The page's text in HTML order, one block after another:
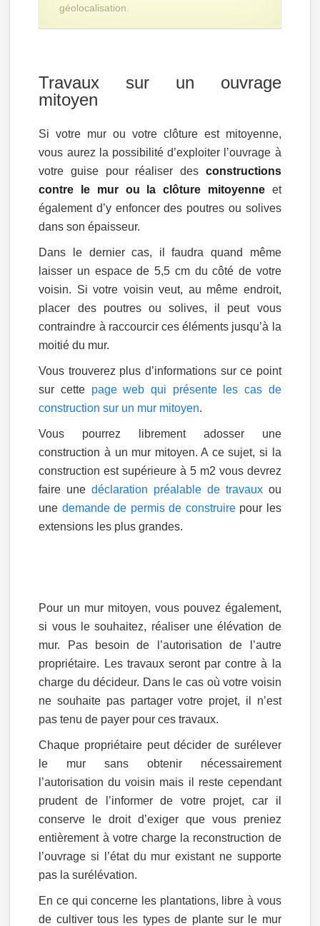
géolocalisation.
Travaux sur un ouvrage
mitoyen
Si votre mur ou votre clôture est mitoyenne,
vous aurez la possibilité d’exploiter l’ouvrage à
votre guise pour réaliser des constructions
contre le mur ou la clôture mitoyenneet
également d’y enfoncer des poutres ou solives
dans son épaisseur.
Dans le dernier cas, il faudra quand même
laisser un espace de 5,5 cm du côté de votre
voisin. Si votre voisin veut, au même endroit,
placer des poutres ou solives, il peut vous
contraindre à raccourcir ces éléments jusqu’à la
moitié du mur.
Vous trouverez plus d’informations sur ce point
sur cette page web qui présente les cas de
construction sur un mur mitoyen.
Vous pourrez librement adosser une
construction à un mur mitoyen. A ce sujet, si la
construction est supérieure à 5 m2 vous devrez
faire unedéclaration préalable de travauxou
une demande de permis de construirepour les
extensions les plus grandes.
Pour un mur mitoyen, vous pouvez également,
si vous le souhaitez, réaliser une élévation de
mur. Pas besoin de l’autorisation de l’autre
propriétaire. Les travaux seront par contre à la
charge du décideur. Dans le cas où votre voisin
ne souhaite pas partager votre projet, il n’est
pas tenu de payer pour ces travaux.
Chaque propriétaire peut décider de surélever
le mur sans obtenir nécessairement
l’autorisation du voisin mais il reste cependant
prudent de l’informer de votre projet, car il
conserve le droit d’exiger que vous preniez
entièrement à votre charge la reconstruction de
l’ouvrage si l’état du mur existant ne supporte
pas la surélévation.
En ce qui concerne les plantations, libre à vous
de cultiver tous les types de plante sur le mur